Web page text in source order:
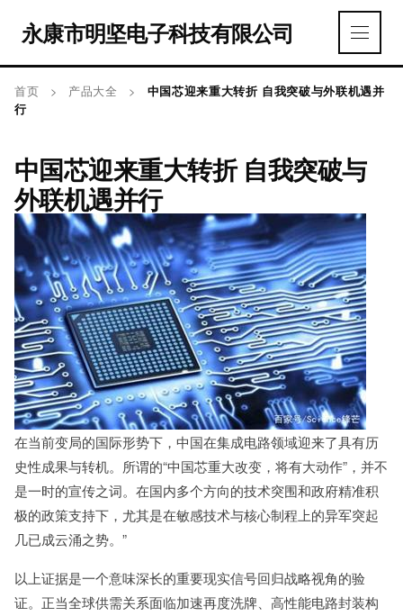
永康市明坚电子科技有限公司
首页 > 产品大全 >
中国芯迎来重大转折 自我突破与外联机遇并
行
中国芯迎来重大转折 自我突破与
外联机遇并行
在当前变局的国际形势下，中国在集成电路领域迎来了具有历
史性成果与转机。所谓的“中国芯重大改变，将有大动作”，并不
是一时的宣传之词。在国内多个方向的技术突围和政府精准积
极的政策支持下，尤其是在敏感技术与核心制程上的异军突起
几已成云涌之势。”
以上证据是一个意味深长的重要现实信号回归战略视角的验
证。正当全球供需关系面临加速再度洗牌、高性能电路封装构